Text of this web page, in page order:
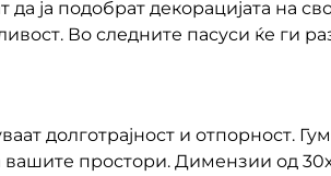
ја подобрат декорацијата на
Во следните пасуси ќе ги
долготрајност и отпорност.
вашите простори. Димензии од